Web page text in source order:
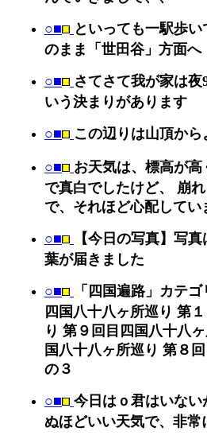
○■ といっても一駅歩
のまま「世田谷」方面へ
○■ さてさて我が家は
いう決まりがあります
○■ この辺りは山頂か
○■ お天気は、標高が
で真白でしたけど、 崩
で、それほど心配してい
○■ 【今日の写真】写
葉が届きました
○■ 「四国遍路」カテ
四国八十八ヶ所巡り 第
り 第９回目四国八十八
国八十八ヶ所巡り 第８
の３
○■ 今日はｏ君はいな
ぬほどいい天気で、非常